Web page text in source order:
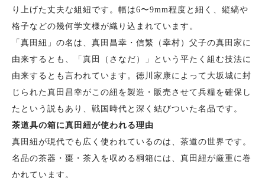
り上げた丈夫な組紐です。幅は6〜9mm程度と細く、縦縞や
格子などの幾何学文様が織り込まれています。
「真田紐」の名は、真田昌幸・信繁（幸村）父子の真田家に
由来するとも、「真田（さなだ）」という平たく組む技法に
由来するとも言われています。徳川家康によって大坂城に封
じられた真田昌幸がこの紐を製造・販売させて兵糧を確保し
たという説もあり、戦国時代と深く結びついた名品です。
茶道具の箱に真田紐が使われる理由
真田紐が現代でも広く使われているのは、茶道の世界です。
名品の茶器・棗・茶入を収める桐箱には、真田紐が厳重に巻
かれています。